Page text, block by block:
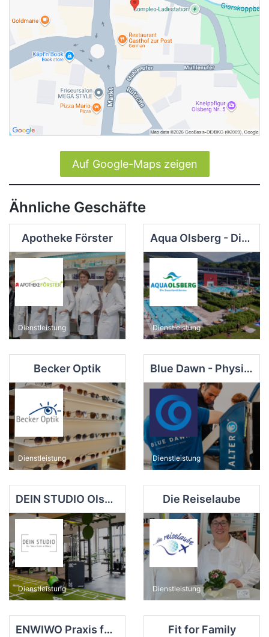
Auf Google-Maps zeigen
Ähnliche Geschäfte
Apotheke Förster
Dienstleistung
Aqua Olsberg - Die Sauerlandtherme
Dienstleistung
Becker Optik
Dienstleistung
Blue Dawn - Physiotherapie Meise GmbH
Dienstleistung
DEIN STUDIO Olsberg
Dienstleistung
Die Reiselaube
Dienstleistung
ENWIWO Praxis für Körpertherapie Fit for Family